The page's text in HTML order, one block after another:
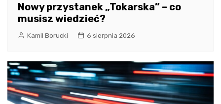
Nowy przystanek „Tokarska” – co
musisz wiedzieć?
Kamil Borucki 6 sierpnia 2026